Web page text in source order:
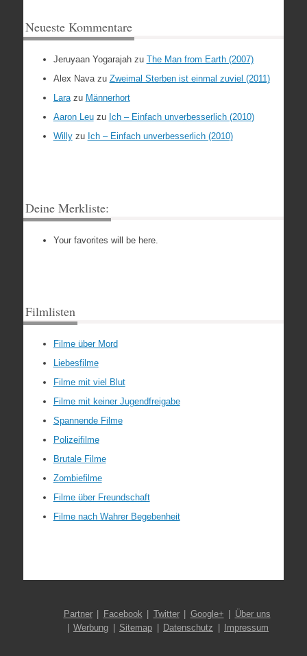
Neueste Kommentare
Jeruyaan Yogarajahzu The Man from Earth (2007)
Alex Navazu Zweimal Sterben ist einmal zuviel (2011)
Larazu Männerhort
Aaron Leuzu Ich – Einfach unverbesserlich (2010)
Willyzu Ich – Einfach unverbesserlich (2010)
Deine Merkliste:
Your favorites will be here.
Filmlisten
Filme über Mord
Liebesfilme
Filme mit viel Blut
Filme mit keiner Jugendfreigabe
Spannende Filme
Polizeifilme
Brutale Filme
Zombiefilme
Filme über Freundschaft
Filme nach Wahrer Begebenheit
Partner Facebook Twitter Google+
Über uns
Werbung
Sitemap Datenschutz Impressum